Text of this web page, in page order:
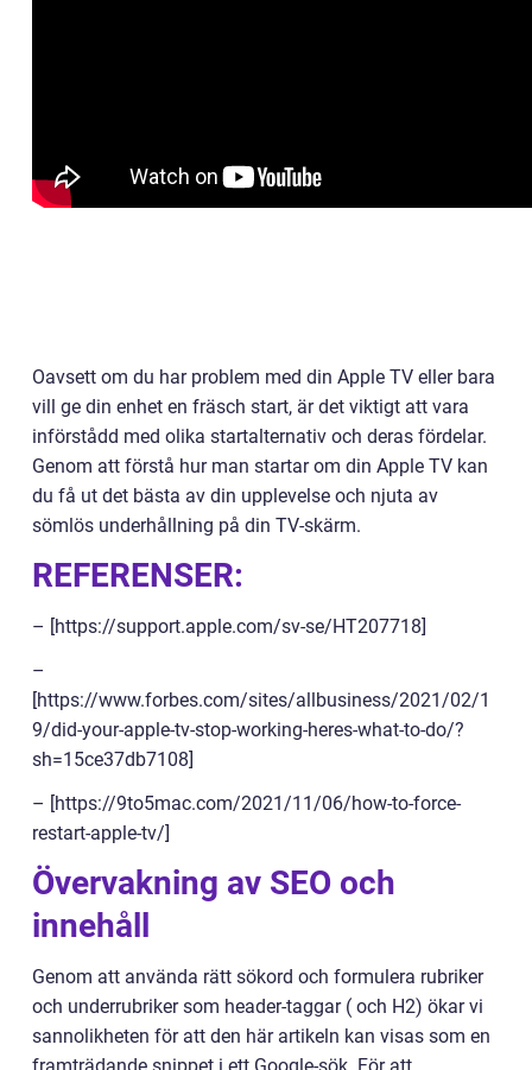
Oavsett om du har problem med din Apple TV eller bara
vill ge din enhet en fräsch start, är det viktigt att vara
införstådd med olika startalternativ och deras fördelar.
Genom att förstå hur man startar om din Apple TV kan
du få ut det bästa av din upplevelse och njuta av
sömlös underhållning på din TV-skärm.
REFERENSER:
– [https://support.apple.com/sv-se/HT207718]
–
[https://www.forbes.com/sites/allbusiness/2021/02/1
9/did-your-apple-tv-stop-working-heres-what-to-do/?
sh=15ce37db7108]
– [https://9to5mac.com/2021/11/06/how-to-force-
restart-apple-tv/]
Övervakning av SEO och
innehåll
Genom att använda rätt sökord och formulera rubriker
och underrubriker som header-taggar ( och H2) ökar vi
sannolikheten för att den här artikeln kan visas som en